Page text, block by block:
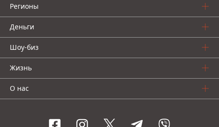
Регионы
Деньги
Шоу-биз
Жизнь
О нас